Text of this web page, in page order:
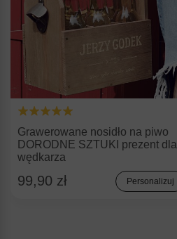
Grawerowane nosidło na piwo
DORODNE SZTUKI prezent dla
wędkarza
99,90 zł Personalizuj